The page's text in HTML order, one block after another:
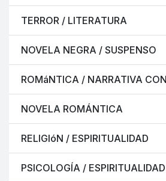
TERROR / LITERATURA
NOVELA NEGRA / SUSPENSO
ROMáNTICA / NARRATIVA
NOVELA ROMÁNTICA
RELIGIóN / ESPIRITUALIDAD
PSICOLOGÍA / ESPIRITUALIDAD